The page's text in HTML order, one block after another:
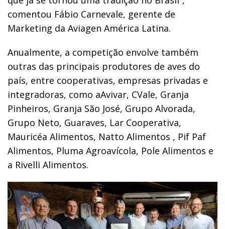
comentou Fábio Carnevale, gerente de
Marketing da Aviagen América Latina.
Anualmente, a competição envolve também
outras das principais produtores de aves do
país, entre cooperativas, empresas privadas e
integradoras, como aAvivar, CVale, Granja
Pinheiros, Granja São José, Grupo Alvorada,
Grupo Neto, Guaraves, Lar Cooperativa,
Mauricéa Alimentos, Natto Alimentos , Pif Paf
Alimentos, Pluma Agroavícola, Pole Alimentos e
a Rivelli Alimentos.